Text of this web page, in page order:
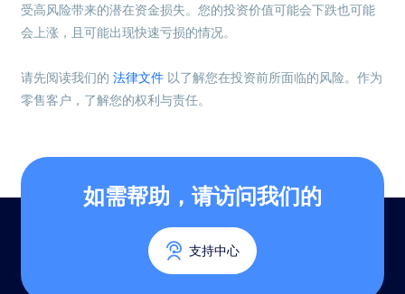
受高风险带来的潜在资金损失。您的投资价值可能会下跌也可能
会上涨，且可能出现快速亏损的情况。
请先阅读我们的法律文件 以了解您在投资前所面临的风险。作为
零售客户，了解您的权利与责任。
如需帮助，请访问我们的
支持中心